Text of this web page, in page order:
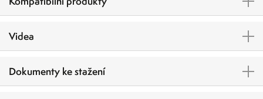
Videa
Dokumenty ke stažení